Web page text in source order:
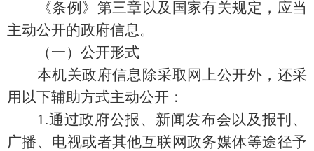
《条例》第三章以及国家有关规定，应当
主动公开的政府信息。
（一）公开形式
本机关政府信息除采取网上公开外，还采
用以下辅助方式主动公开：
1.通过政府公报、新闻发布会以及报刊、
广播、电视或者其他互联网政务媒体等途径予